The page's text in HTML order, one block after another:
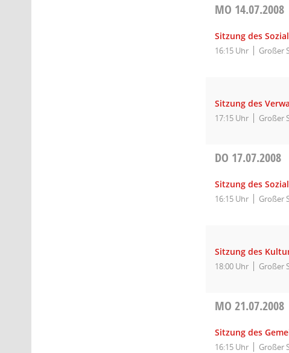
MO 14.07.2008
Sitzung des
16:15 Uhr Großer
Sitzung des
17:15 Uhr Großer
DO 17.07.2008
Sitzung des
16:15 Uhr Großer
Sitzung des
18:00 Uhr Großer
MO21.07.2008
Sitzung des
16:15 Uhr Großer